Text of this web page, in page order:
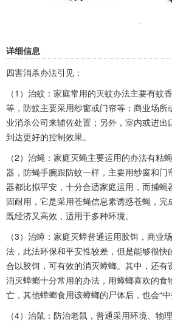
详细信息
四害消杀办法引见：
（1）治蚊：家庭常用的灭蚊办法主要有蚊
等，防蚊主要采用纱窗或门帘等；商业场所
业消杀公司来辅佐处置；另外，室内或进出
到达更好的控制效果。
（2）治蝇：家庭灭蝇主要运用的办法有粘
器，防蝇手腕跟防蚊一样，主要用纱窗和门
器都比拟平安，十分合适家庭运用，而捕蝇
固耐用，它是采用苍蝇信息素诱惑苍蝇，
既经济又高效，适用于多种环境。
（3）治蟑：家庭灭蟑普通运用胶饵，商业
法，此法环保和平安性较差，但是能够很快
合以胶饵，可有效的消灭蟑螂。其中，还有
消灭蟑螂十分常用的办法，用蟑螂喜欢的食
亡，其他蟑螂食用该蟑螂的尸体后，也会“中
（4）治鼠：防治老鼠，普通采用环境、物